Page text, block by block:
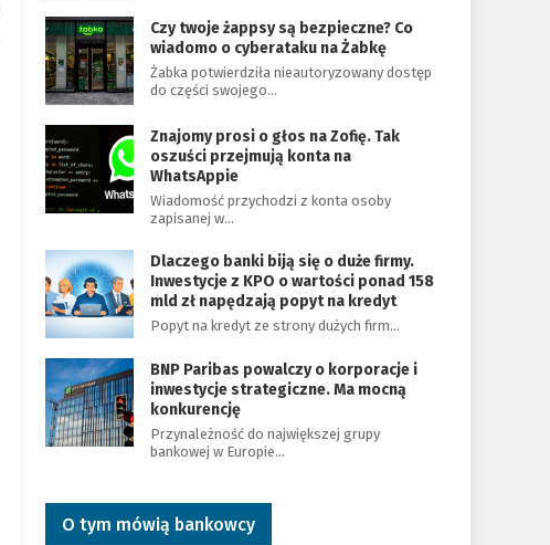
Czy twoje żappsy są bezpieczne? Co
wiadomo o cyberataku na Żabkę
Żabka potwierdziła nieautoryzowany dostęp
do części swojego…
Znajomy prosi o głos na Zofię. Tak
oszuści przejmują konta na
WhatsAppie
Wiadomość przychodzi z konta osoby
zapisanej w…
Dlaczego banki biją się o duże firmy.
Inwestycje z KPO o wartości ponad 158
mld zł napędzają popyt na kredyt
Popyt na kredyt ze strony dużych firm…
BNP Paribas powalczy o korporacje i
inwestycje strategiczne. Ma mocną
konkurencję
Przynależność do największej grupy
bankowej w Europie…
O tym mówią bankowcy